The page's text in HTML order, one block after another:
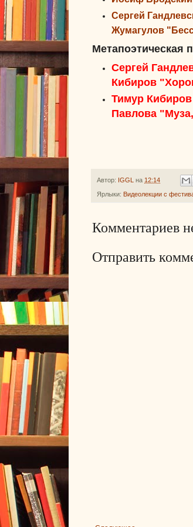
Сергей
Жумагулов
Метапоэтическая
Сергей
Кибиров
Тимур
Павлова "Муз
Автор: IGGL на 12:14
Ярлыки: Видеолекции с
Комментариев
Отправить